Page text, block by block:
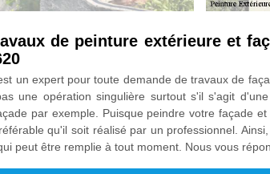
de peinture extérieure et
un expert pour toute demande de travaux de
une opération singulière surtout s'il s'agit
par exemple. Puisque peindre votre façade
qu'il soit réalisé par un professionnel.
peut être remplie à tout moment. Nous vous